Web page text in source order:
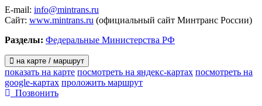
границу
- Департамент правового обеспечения и законопроектной
деятельности
- Департамент программ развития
- Департамент имущественных отношений и
территориального планирования
- Административный департамент
- Департамент транспортной безопасности и специальных
программ
- Департамент экономики и финансов
E-mail: info@mintrans.ru
Сайт: www.mintrans.ru (официальный сайт Минтранс России)
Разделы: Федеральные Министерства РФ
на карте / маршрут
показать на карте посмотреть на яндекс-картах посмотреть на
google-картах проложить маршрут
Позвонить